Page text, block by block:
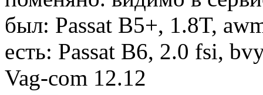
был: Passat B5+, 1.8T,
есть: Passat B6, 2.0 fsi,
Vag-com 12.12